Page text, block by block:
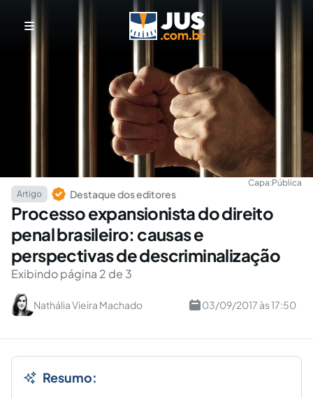
Capa:Pública
Artigo
Destaque dos editores
Processo expansionista do direito
penal brasileiro: causas e
perspectivas de descriminalização
Exibindo página 2 de 3
Nathália Vieira Machado 03/09/2017 às 17:50
Resumo: